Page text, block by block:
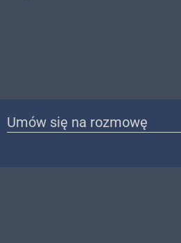
Umów się na rozmowę